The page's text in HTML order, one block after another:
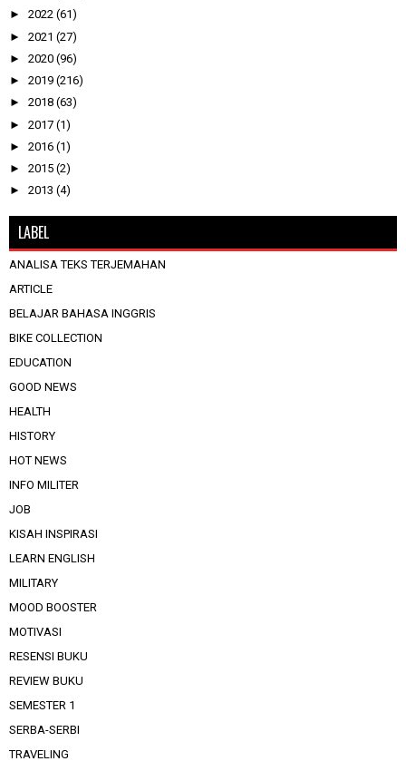
► 2022 (61)
► 2021 (27)
► 2020 (96)
► 2019 (216)
► 2018 (63)
► 2017 (1)
► 2016 (1)
► 2015 (2)
► 2013 (4)
LABEL
ANALISA TEKS TERJEMAHAN
ARTICLE
BELAJAR BAHASA INGGRIS
BIKE COLLECTION
EDUCATION
GOOD NEWS
HEALTH
HISTORY
HOT NEWS
INFO MILITER
JOB
KISAH INSPIRASI
LEARN ENGLISH
MILITARY
MOOD BOOSTER
MOTIVASI
RESENSI BUKU
REVIEW BUKU
SEMESTER 1
SERBA-SERBI
TRAVELING